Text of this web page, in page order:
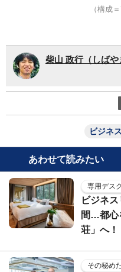
（構成
柴山 政行（しばや
ビジネス
あわせて読みたい
専用デス
ビジネ
間…都心
荘」へ！
その秘め